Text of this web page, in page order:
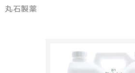
丸石製薬